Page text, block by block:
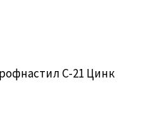
С-21 Цинк